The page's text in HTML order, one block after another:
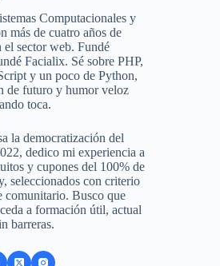
Computacionales y
más de cuatro años de
el sector web. Fundé
Facialix. Sé sobre PHP,
y un poco de Python,
de futuro y humor veloz
toca.
la democratización del
dedico mi experiencia a
y cupones del 100% de
seleccionados con criterio
comunitario. Busco que
a formación útil, actual
barreras.